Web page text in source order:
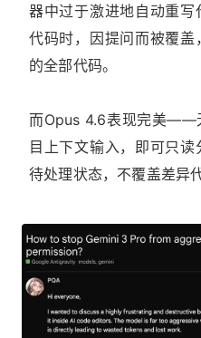
器中过于激进地自动重
代码时，因提问而被覆
的全部代码。
而Opus 4.6表现完美——
目上下文输入，即可只
待处理状态，不覆盖差异代